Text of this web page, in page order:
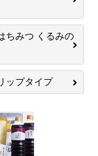
ちみつ くるみの
ップタイプ